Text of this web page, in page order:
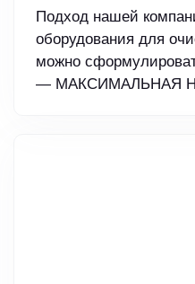
Подход нашей
оборудования для
можно
— МАКСИМАЛЬНАЯ